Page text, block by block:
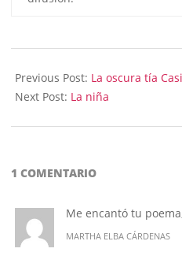
09-
25
Previous Post: La oscura tía
Next Post: La niña
1 COMENTARIO
Me encantó tu
MARTHA ELBA CÁRDENAS